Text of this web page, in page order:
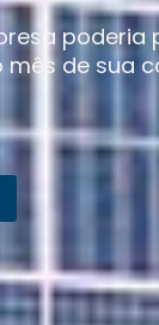
poderia
de sua